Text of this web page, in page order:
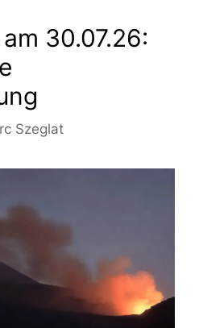
30.07.26:
Szeglat